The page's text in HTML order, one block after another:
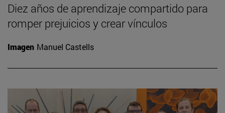
Diez años de aprendizaje compartido para
romper prejuicios y crear vínculos
Imagen Manuel Castells